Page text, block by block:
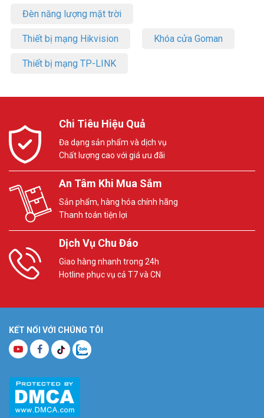
Đèn năng lượng mặt trời
Thiết bị mạng Hikvision Khóa cửa Goman
Thiết bị mạng TP-LINK
Chi Tiêu Hiệu Quả
Đa dạng sản phẩm và dịch vụ
Chất lượng cao với giá ưu đãi
An Tâm Khi Mua Sắm
Sản phẩm, hàng hóa chính hãng
Thanh toán tiện lợi
Dịch Vụ Chu Đáo
Giao hàng nhanh trong 24h
Hotline phục vụ cả T7 và CN
KẾT NỐI VỚI CHÚNG TÔI